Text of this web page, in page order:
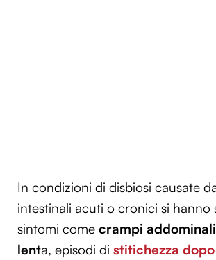
In condizioni di disbiosi causate
intestinali acuti o cronici si hanno
sintomi come crampi addominali
lenta, episodi di stitichezza